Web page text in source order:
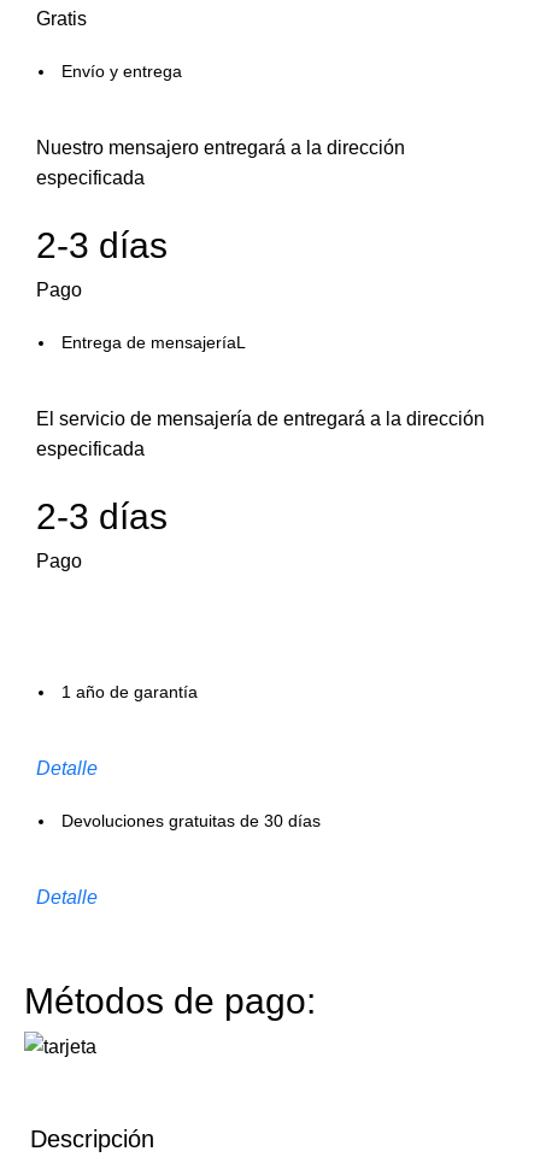
Gratis
Envío y entrega
Nuestro mensajero entregará a la dirección
especificada
2-3 días
Pago
Entrega de mensajeríaL
El servicio de mensajería de entregará a la dirección
especificada
2-3 días
Pago
1 año de garantía
Detalle
Devoluciones gratuitas de 30 días
Detalle
Métodos de pago:
Descripción